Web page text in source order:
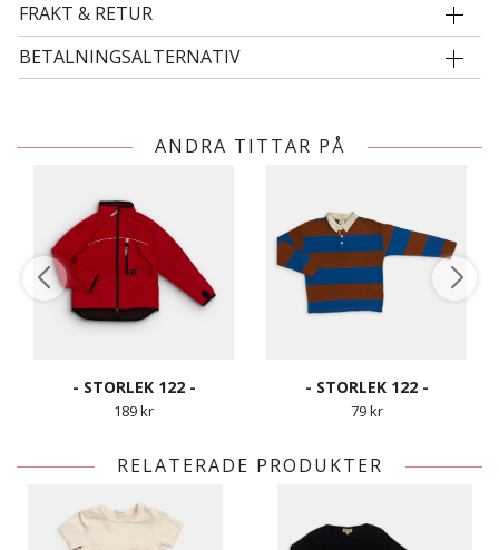
FRAKT & RETUR
BETALNINGSALTERNATIV
ANDRA TITTAR PÅ
- STORLEK 122 -
189 kr
- STORLEK 122 -
79 kr
RELATERADE PRODUKTER